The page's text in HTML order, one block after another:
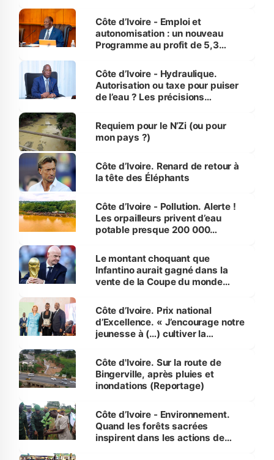
et Yamoussoukro
Côte d’Ivoire - Emploi et
autonomisation : un nouveau
Programme au profit de 5,3
Côte d’Ivoire - Hydraulique.
Autorisation ou taxe pour puiser
de l’eau ? Les précisions
Requiem pour le N’Zi (ou pour
mon pays ?)
Côte d’Ivoire. Renard de retour à
la tête des Éléphants
Côte d’Ivoire - Pollution. Alerte !
Les orpailleurs privent d’eau
potable presque 200 000
Le montant choquant que
Infantino aurait gagné dans la
vente de la Coupe du monde
Côte d’Ivoire. Prix national
d’Excellence. « J’encourage notre
jeunesse à (…) cultiver la
(Alassane Ouattara
Côte d'Ivoire. Sur la route de
Bingerville, après pluies et
inondations (Reportage)
Côte d’Ivoire - Environnement.
Quand les forêts sacrées
inspirent dans les actions de